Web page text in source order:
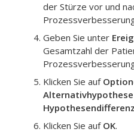
der Stürze vor und
Geben Sie unter
Gesamtzahl der
Klicken Sie auf
Alternativhypothese
Hypothesendifferenz
Klicken Sie auf OK.